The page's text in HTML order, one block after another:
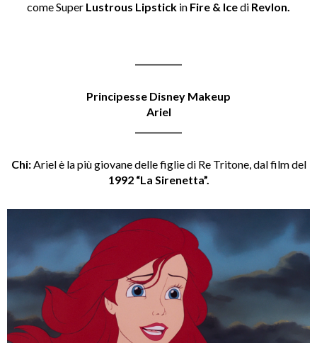
come Super Lustrous Lipstick in Fire & Icedi Revlon.
Principesse Disney Makeup
Ariel
Chi:Ariel è la più giovane delle figlie di Re Tritone, dal film del
1992 “La Sirenetta”.